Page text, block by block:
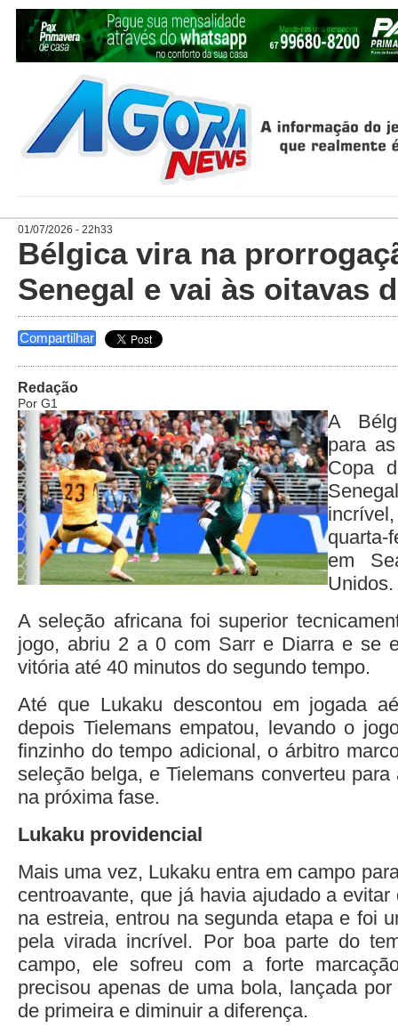
01/07/2026 - 22h33
Bélgica vira na
Senegal e vai às oitavas
Compartilhar
Redação
Por G1
A
para
Copa
quarta-
em
Unidos.
A seleção africana foi superior
jogo, abriu 2 a 0 com Sarr e Diarra e se
vitória até 40 minutos do segundo tempo.
Até que Lukaku descontou em jogada
depois Tielemans empatou, levando o
finzinho do tempo adicional, o árbitro
seleção belga, e Tielemans converteu
na próxima fase.
Lukaku providencial
Mais uma vez, Lukaku entra em campo
centroavante, que já havia ajudado a
na estreia, entrou na segunda etapa e foi
pela virada incrível. Por boa parte do
campo, ele sofreu com a forte
precisou apenas de uma bola, lançada
de primeira e diminuir a diferença.